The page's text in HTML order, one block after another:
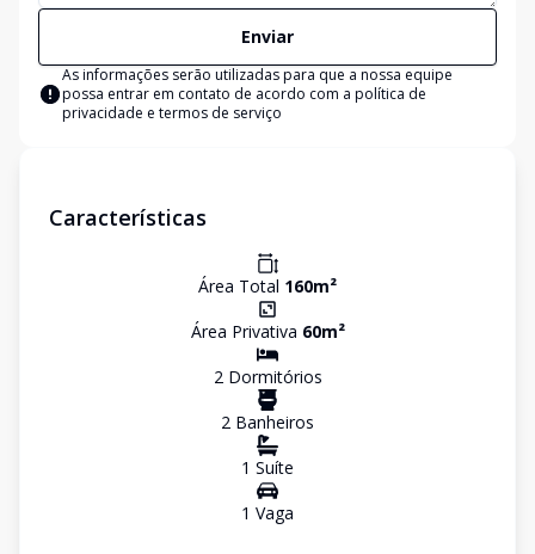
Enviar
As informações serão utilizadas para que a nossa equipe
possa entrar em contato de acordo com a política de
privacidade e termos de serviço
Características
Área Total 160m²
Área Privativa 60m²
2Dormitórios
2 Banheiros
1 Suíte
1 Vaga